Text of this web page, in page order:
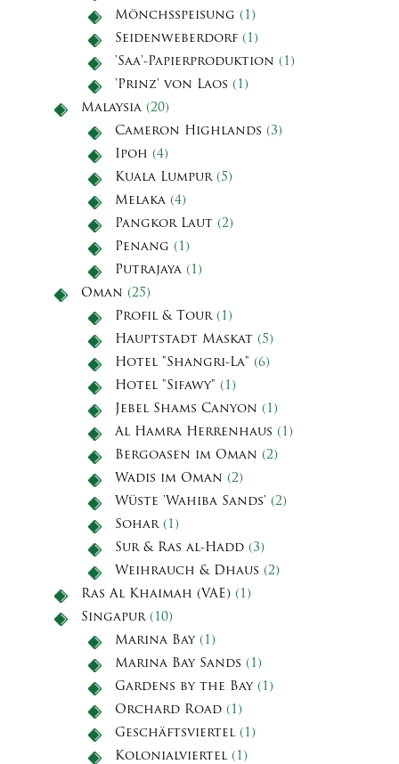
Mönchsspeisung (1)
Seidenweberdorf (1)
'Saa'-Papierproduktion (1)
'Prinz' von Laos (1)
Malaysia (20)
Cameron Highlands (3)
Ipoh (4)
Kuala Lumpur(5)
Melaka (4)
Pangkor Laut (2)
Penang (1)
Putrajaya (1)
Oman (25)
Profil & Tour(1)
Hauptstadt Maskat (5)
Hotel "Shangri-La" (6)
Hotel "Sifawy" (1)
Jebel Shams Canyon (1)
Al Hamra Herrenhaus (1)
Bergoasen im Oman (2)
Wadis im Oman (2)
Wüste 'Wahiba Sands' (2)
Sohar(1)
Sur & Ras al-Hadd (3)
Weihrauch & Dhaus (2)
Ras Al Khaimah (VAE) (1)
Singapur(10)
Marina Bay(1)
Marina Bay Sands (1)
Gardens by the Bay(1)
Orchard Road (1)
Geschäftsviertel (1)
Kolonialviertel (1)